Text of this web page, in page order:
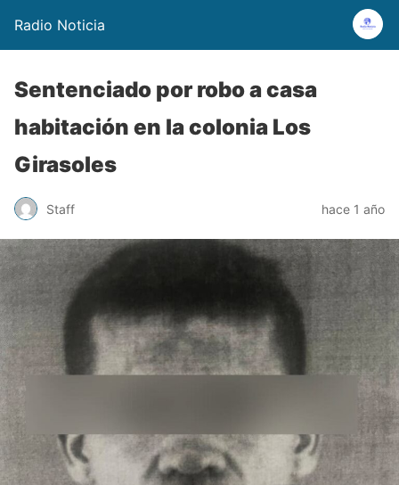
Radio Noticia
Sentenciado por robo a casa
habitación en la colonia Los
Girasoles
Staff hace 1 año